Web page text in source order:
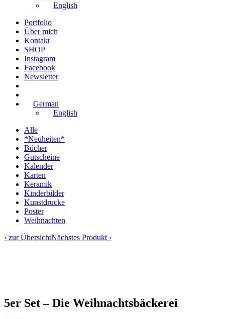
English
Portfolio
Über mich
Kontakt
SHOP
Instagram
Facebook
Newsletter
German
English
Alle
*Neuheiten*
Bücher
Gutscheine
Kalender
Karten
Keramik
Kinderbilder
Kunstdrucke
Poster
Weihnachten
‹ zur ÜbersichtNächstes Produkt ›
5er Set – Die Weihnachtsbäckerei